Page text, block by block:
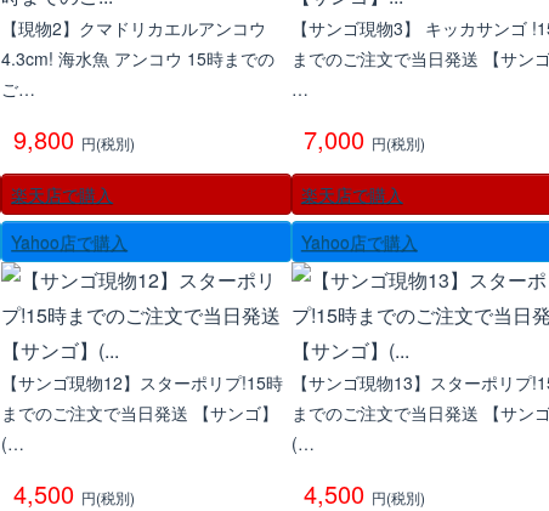
【現物2】クマドリカエルアンコウ
4.3cm! 海水魚 アンコウ 15時までの
ご…
9,800 円(税別)
楽天店で購入
Yahoo店で購入
【サンゴ現物3】 キッカサンゴ
までのご注文で当日発送 【サンゴ
…
7,000 円(税別)
楽天店で購入
Yahoo店で購入
【サンゴ現物12】スターポリプ!15時
までのご注文で当日発送 【サンゴ】
(…
4,500 円(税別)
【サンゴ現物13】スターポリプ
までのご注文で当日発送 【サンゴ
(…
4,500 円(税別)